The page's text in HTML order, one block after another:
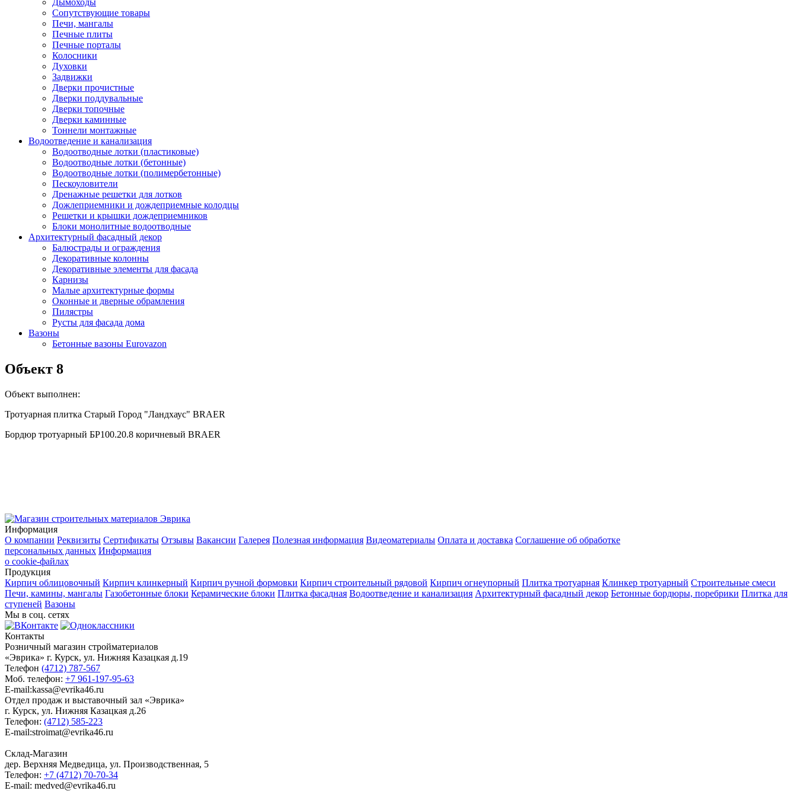
Дымоходы
Сопутствующие товары
Печи, мангалы
Печные плиты
Печные порталы
Колосники
Духовки
Задвижки
Дверки прочистные
Дверки поддувальные
Дверки топочные
Дверки каминные
Тоннели монтажные
Водоотведение и канализация
Водоотводные лотки (пластиковые)
Водоотводные лотки (бетонные)
Водоотводные лотки (полимербетонные)
Пескоуловители
Дренажные решетки для лотков
Дожлеприемники и дождеприемные колодцы
Решетки и крышки дождеприемников
Блоки монолитные водоотводные
Архитектурный фасадный декор
Балюстрады и ограждения
Декоративные колонны
Декоративные элементы для фасада
Карнизы
Малые архитектурные формы
Оконные и дверные обрамления
Пилястры
Русты для фасада дома
Вазоны
Бетонные вазоны Eurovazon
Объект 8
Объект выполнен:
Тротуарная плитка Старый Город "Ландхаус" BRAER
Бордюр тротуарный БР100.20.8 коричневый BRAER
Информация
О компании Реквизиты Сертификаты Отзывы Вакансии Галерея Полезная информация Видеоматериалы Оплата и доставка Соглашение об обработке
персональных данных Информация
о cookie-файлах
Продукция
Кирпич облицовочный Кирпич клинкерный Кирпич ручной формовки Кирпич строительный рядовой Кирпич огнеупорный Плитка тротуарная Клинкер тротуарный Строительные смеси
Печи, камины, мангалы Газобетонные блоки Керамические блоки Плитка фасадная Водоотведение и канализация Архитектурный фасадный декор Бетонные бордюры, поребрики Плитка для
ступеней Вазоны
Мы в соц. сетях
Контакты
Розничный магазин стройматериалов
«Эврика» г. Курск, ул. Нижняя Казацкая д.19
Телефон (4712) 787-567
Моб. телефон: +7 961-197-95-63
E-mail:kassa@evrika46.ru
Отдел продаж и выставочный зал «Эврика»
г. Курск, ул. Нижняя Казацкая д.26
Телефон: (4712) 585-223
E-mail:stroimat@evrika46.ru
Склад-Магазин
дер. Верхняя Медведица, ул. Производственная, 5
Телефон: +7 (4712) 70-70-34
E-mail: medved@evrika46.ru